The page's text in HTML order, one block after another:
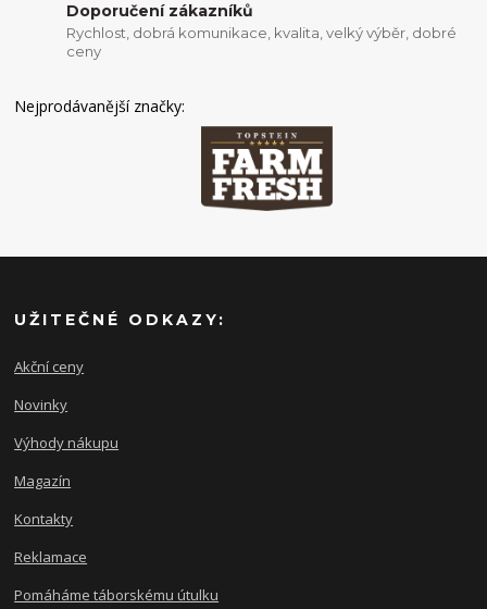
Doporučení zákazníků
Rychlost, dobrá komunikace, kvalita, velký výběr, dobré
ceny
Nejprodávanější značky:
UŽITEČNÉ ODKAZY:
Akční ceny
Novinky
Výhody nákupu
Magazín
Kontakty
Reklamace
Pomáháme táborskému útulku